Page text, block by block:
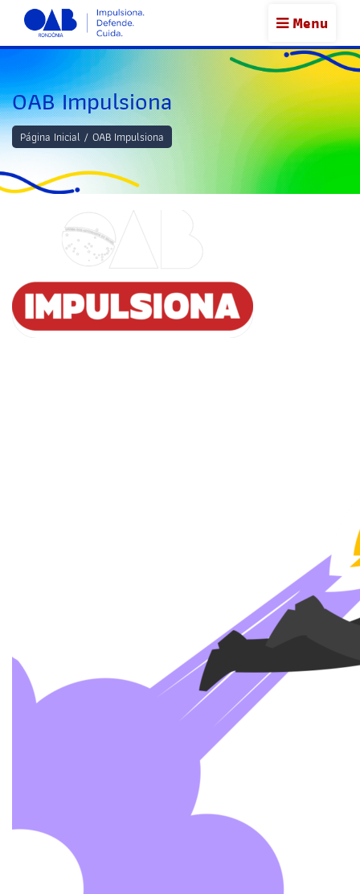
Menu
OAB Impulsiona
Página Inicial / OAB Impulsiona